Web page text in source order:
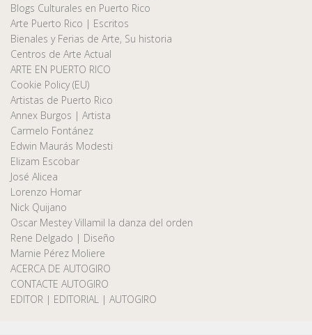
Blogs Culturales en Puerto Rico
Arte Puerto Rico | Escritos
Bienales y Ferias de Arte, Su historia
Centros de Arte Actual
ARTE EN PUERTO RICO
Cookie Policy (EU)
Artistas de Puerto Rico
Annex Burgos | Artista
Carmelo Fontánez
Edwin Maurás Modesti
Elizam Escobar
José Alicea
Lorenzo Homar
Nick Quijano
Oscar Mestey Villamil la danza del orden
Rene Delgado | Diseño
Marnie Pérez Moliere
ACERCA DE AUTOGIRO
CONTACTE AUTOGIRO
EDITOR | EDITORIAL | AUTOGIRO